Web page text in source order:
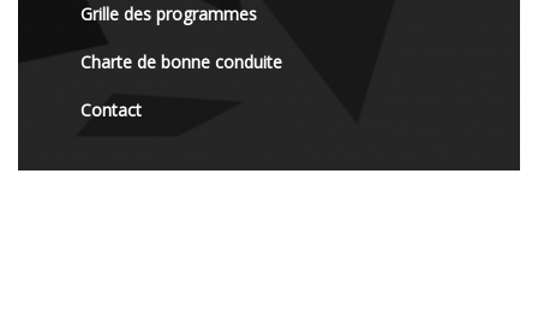
Grille des programmes
Charte de bonne conduite
Contact